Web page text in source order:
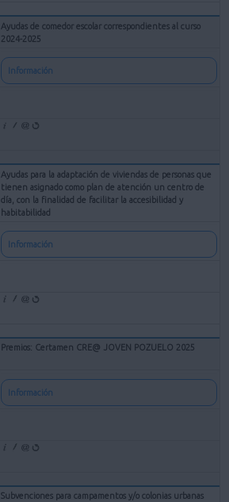
Ayudas de comedor escolar correspondientes al curso
2024-2025
Información
Ayudas para la adaptación de viviendas de personas que
tienen asignado como plan de atención un centro de
día, con la finalidad de facilitar la accesibilidad y
habitabilidad
Información
Premios: Certamen CRE@ JOVEN POZUELO 2025
Información
Subvenciones para campamentos y/o colonias urbanas